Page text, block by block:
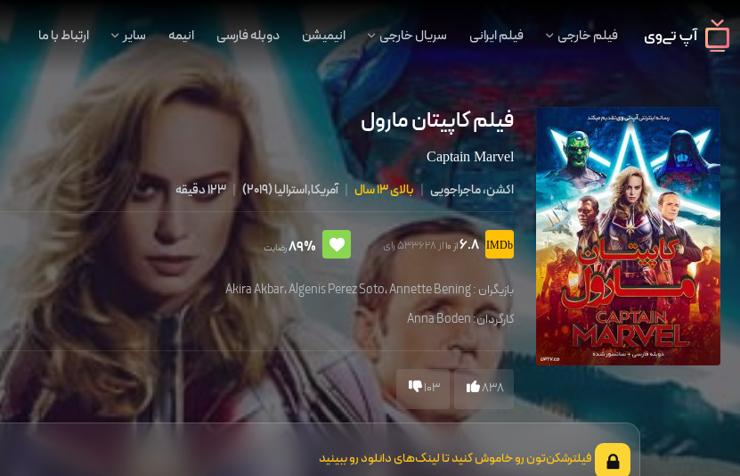
فیلم خارجی فیلم ایرانی سریال خارجی انیمیشن دوبله فارسی انیمه سایر ارتباط با ما
فیلم کاپیتان مارول
Captain Marvel
اکشن، ماجراجویی | بالای 13 سال | آمریکا,استرالیا(
2019
)
| 123 دقیقه
6.8از 10 از 533628 رای 89%رضایت
بازیگران : Akira Akbar،Algenis Perez Soto،Annette Bening
کارگردان:Anna Boden
838
103
فیلترشکن‌تون رو خاموش کنید تا لینک‌های دانلود رو ببینید